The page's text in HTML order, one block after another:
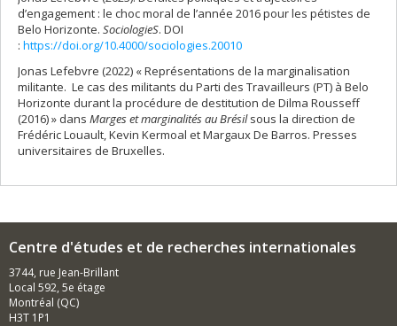
d’engagement : le choc moral de l’année 2016 pour les pétistes de
Belo Horizonte. SociologieS. DOI
: https://doi.org/10.4000/sociologies.20010
Jonas Lefebvre (2022) « Représentations de la marginalisation
militante. Le cas des militants du Parti des Travailleurs (PT) à Belo
Horizonte durant la procédure de destitution de Dilma Rousseff
(2016) » dans Marges et marginalités au Brésilsous la direction de
Frédéric Louault, Kevin Kermoal et Margaux De Barros. Presses
universitaires de Bruxelles.
Centre d'études et de recherches internationales
3744, rue Jean-Brillant
Local 592, 5e étage
Montréal (QC)
H3T 1P1